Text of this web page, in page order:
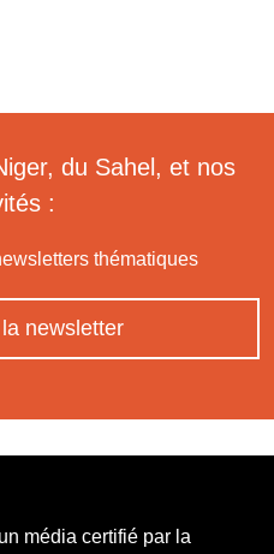
du Sahel, et nos
:
thématiques
newsletter
média certifié par la